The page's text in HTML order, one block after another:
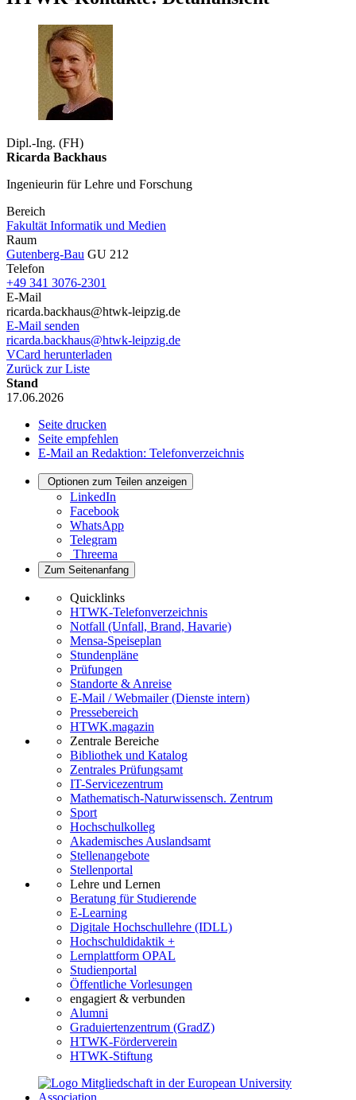
Dipl.-Ing. (FH)
Ricarda Backhaus
Ingenieurin für Lehre und Forschung
Bereich
Fakultät Informatik und Medien
Raum
Gutenberg-Bau GU 212
Telefon
+49 341 3076-2301
E-Mail
ricarda.backhaus@htwk-leipzig.de
E-Mail senden
ricarda.backhaus@htwk-leipzig.de
VCard herunterladen
Zurück zur Liste
Stand
17.06.2026
Seite drucken
Seite empfehlen
E-Mail an Redaktion: Telefonverzeichnis
Optionen zum Teilen anzeigen
LinkedIn
Facebook
WhatsApp
Telegram
Threema
Zum Seitenanfang
Quicklinks
HTWK-Telefonverzeichnis
Notfall (Unfall, Brand, Havarie)
Mensa-Speiseplan
Stundenpläne
Prüfungen
Standorte & Anreise
E-Mail / Webmailer (Dienste intern)
Pressebereich
HTWK.magazin
Zentrale Bereiche
Bibliothek und Katalog
Zentrales Prüfungsamt
IT-Servicezentrum
Mathematisch-Naturwissensch. Zentrum
Sport
Hochschulkolleg
Akademisches Auslandsamt
Stellenangebote
Stellenportal
Lehre und Lernen
Beratung für Studierende
E-Learning
Digitale Hochschullehre (IDLL)
Hochschuldidaktik +
Lernplattform OPAL
Studienportal
Öffentliche Vorlesungen
engagiert & verbunden
Alumni
Graduiertenzentrum (GradZ)
HTWK-Förderverein
HTWK-Stiftung